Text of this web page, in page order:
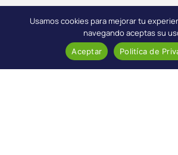
Usamos cookies para mejorar tu
navegando aceptas su
Aceptar Politíca de